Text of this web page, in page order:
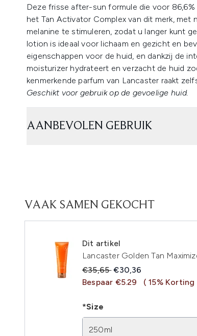
Deze frisse after-sun formule die voor
het Tan Activator Complex van dit merk, met
melanine te stimuleren, zodat u langer kunt
lotion is ideaal voor lichaam en gezicht en
eigenschappen voor de huid, en dankzij de
moisturizer hydrateert en verzacht de huid
kenmerkende parfum van Lancaster raakt
Geschikt voor gebruik op de gevoelige huid.
AANBEVOLEN GEBRUIK
VAAK SAMEN GEKOCHT
Dit artikel
Lancaster Golden Tan
Recommended Retail Price:
€35,65Huidige prijs:
€30,36
Bespaar €5.29
( 15% Korting
*Size
250ml